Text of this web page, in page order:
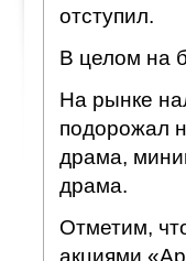
отступил.
В целом на
На рынке
подорожал
драма,
драма.
Отметим,
акциями